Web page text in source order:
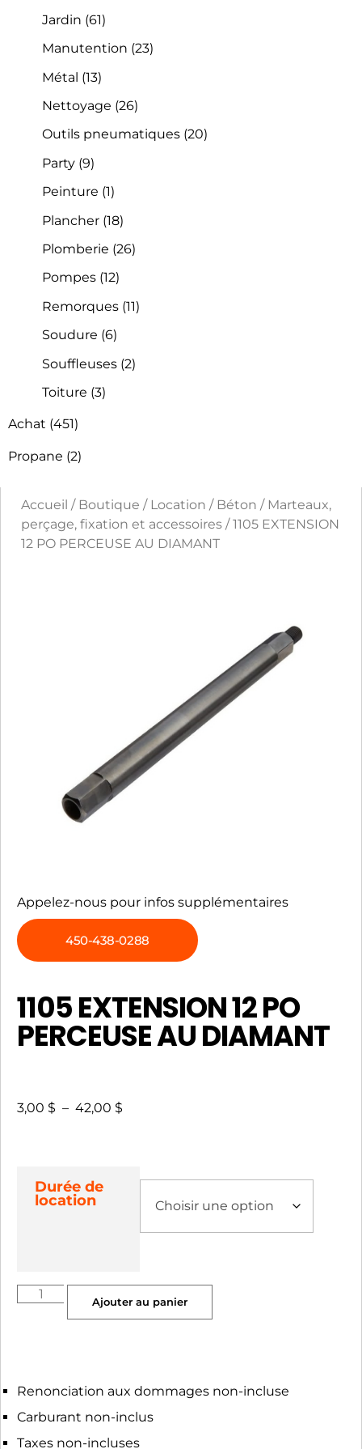
Jardin (61)
Manutention (23)
Métal (13)
Nettoyage (26)
Outils pneumatiques (20)
Party (9)
Peinture (1)
Plancher (18)
Plomberie (26)
Pompes (12)
Remorques (11)
Soudure (6)
Souffleuses (2)
Toiture (3)
Achat (451)
Propane (2)
Accueil / Boutique / Location / Béton / Marteaux,
perçage, fixation et accessoires / 1105 EXTENSION
12 PO PERCEUSE AU DIAMANT
Appelez-nous pour infos supplémentaires
450-438-0288
1105 EXTENSION 12 PO
PERCEUSE AU DIAMANT
3,00 $ – 42,00 $
Durée de
location
Ajouter au panier
Renonciation aux dommages non-incluse
Carburant non-inclus
Taxes non-incluses